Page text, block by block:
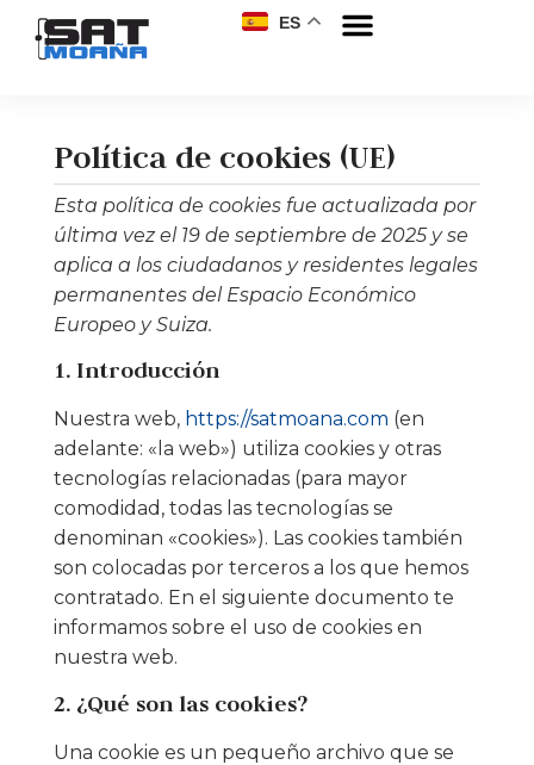
ES
Política de cookies (UE)
Esta política de cookies fue actualizada por
última vez el 19 de septiembre de 2025 y se
aplica a los ciudadanos y residentes legales
permanentes del Espacio Económico
Europeo y Suiza.
1. Introducción
Nuestra web, https://satmoana.com (en
adelante: «la web») utiliza cookies y otras
tecnologías relacionadas (para mayor
comodidad, todas las tecnologías se
denominan «cookies»). Las cookies también
son colocadas por terceros a los que hemos
contratado. En el siguiente documento te
informamos sobre el uso de cookies en
nuestra web.
2. ¿Qué son las cookies?
Una cookie es un pequeño archivo que se